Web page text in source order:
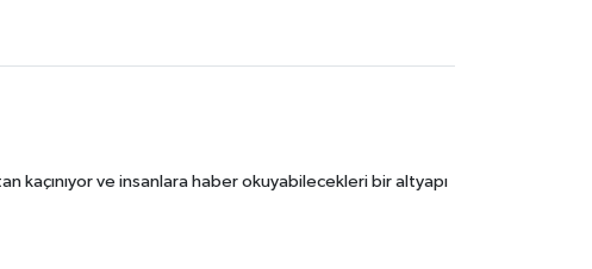
ve insanlara haber okuyabilecekleri bir altyapı